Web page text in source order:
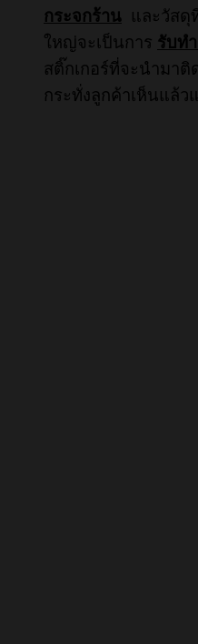
กระจกร้าน และวัสดุ
ใหญ่จะเป็นการ รับท
สติ๊กเกอร์ที่จะนำมา
กระทั่งลูกค้าเห็นแล้ว